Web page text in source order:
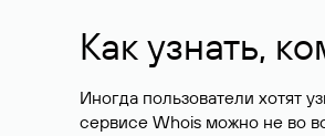
Как узнать,
Иногда пользователи хотят
сервисе Whois можно не во